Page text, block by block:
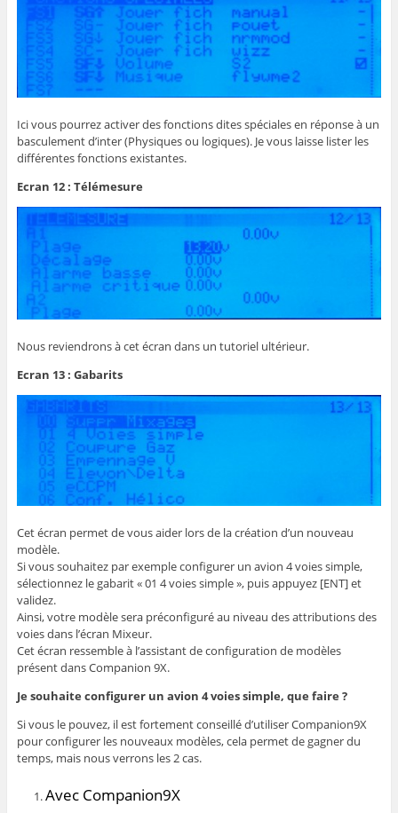
Ici vous pourrez activer des fonctions dites spéciales en réponse à un
basculement d’inter (Physiques ou logiques). Je vous laisse lister les
différentes fonctions existantes.
Ecran 12 : Télémesure
Nous reviendrons à cet écran dans un tutoriel ultérieur.
Ecran 13 : Gabarits
Cet écran permet de vous aider lors de la création d’un nouveau
modèle.
Si vous souhaitez par exemple configurer un avion 4 voies simple,
sélectionnez le gabarit « 01 4 voies simple », puis appuyez [ENT] et
validez.
Ainsi, votre modèle sera préconfiguré au niveau des attributions des
voies dans l’écran Mixeur.
Cet écran ressemble à l’assistant de configuration de modèles
présent dans Companion 9X.
Je souhaite configurer un avion 4 voies simple, que faire ?
Si vous le pouvez, il est fortement conseillé d’utiliser Companion9X
pour configurer les nouveaux modèles, cela permet de gagner du
temps, mais nous verrons les 2 cas.
Avec Companion9X